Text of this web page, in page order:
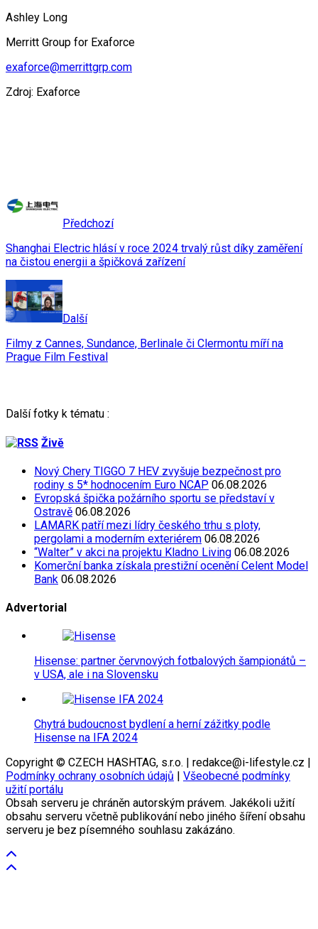
Ashley Long
Merritt Group for Exaforce
exaforce@merrittgrp.com
Zdroj: Exaforce
Předchozí
Shanghai Electric hlásí v roce 2024 trvalý růst díky zaměření
na čistou energii a špičková zařízení
Další
Filmy z Cannes, Sundance, Berlinale či Clermontu míří na
Prague Film Festival
Další fotky k tématu :
Živě
Nový Chery TIGGO 7 HEV zvyšuje bezpečnost pro
rodiny s 5* hodnocením Euro NCAP 06.08.2026
Evropská špička požárního sportu se představí v
Ostravě 06.08.2026
LAMARK patří mezi lídry českého trhu s ploty,
pergolami a moderním exteriérem 06.08.2026
“Walter” v akci na projektu Kladno Living 06.08.2026
Komerční banka získala prestižní ocenění Celent Model
Bank 06.08.2026
Advertorial
Hisense: partner červnových fotbalových šampionátů –
v USA, ale i na Slovensku
Chytrá budoucnost bydlení a herní zážitky podle
Hisense na IFA 2024
Copyright © CZECH HASHTAG, s.r.o. | redakce@i-lifestyle.cz |
Podmínky ochrany osobních údajů
Všeobecné podmínky
užití portálu
Obsah serveru je chráněn autorským právem. Jakékoli užití
obsahu serveru včetně publikování nebo jiného šíření obsahu
serveru je bez písemného souhlasu zakázáno.